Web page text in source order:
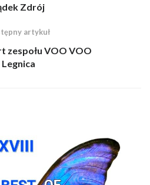
Zdrój
artykuł
zespołu VOO VOO
Legnica